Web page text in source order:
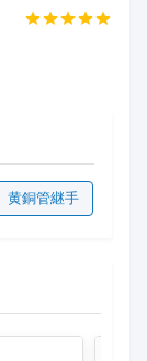
黄銅管継手